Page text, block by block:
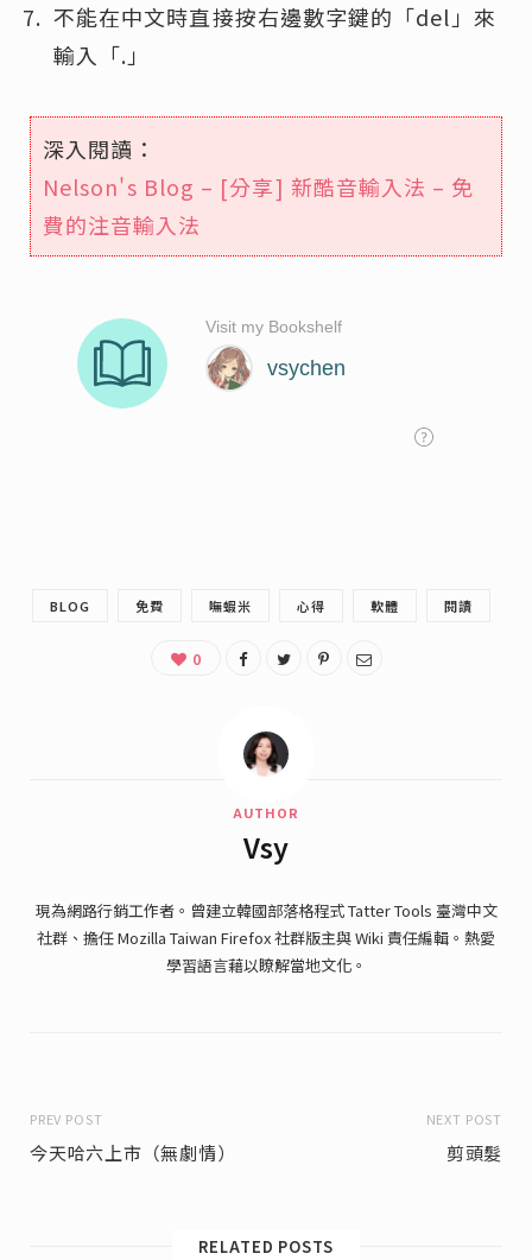
不能在中文時直接按右邊數字鍵的「del」來
輸入「.」
深入閱讀：
Nelson's Blog – [分享] 新酷音輸入法 – 免
費的注音輸入法
BLOG 免費 嘸蝦米 心得 軟體 閱讀
0
AUTHOR
Vsy
現為網路行銷工作者。曾建立韓國部落格程式 Tatter Tools 臺灣中文
社群、擔任 Mozilla Taiwan Firefox 社群版主與 Wiki 責任編輯。熱愛
學習語言藉以瞭解當地文化。
PREV POST
今天哈六上市（無劇情）
NEXT POST
剪頭髮
RELATED POSTS